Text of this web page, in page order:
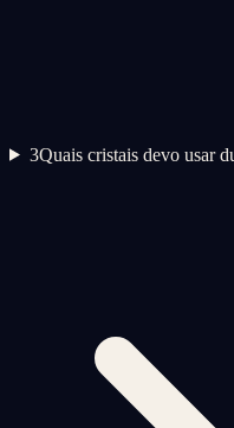
3Quais cristais devo usar